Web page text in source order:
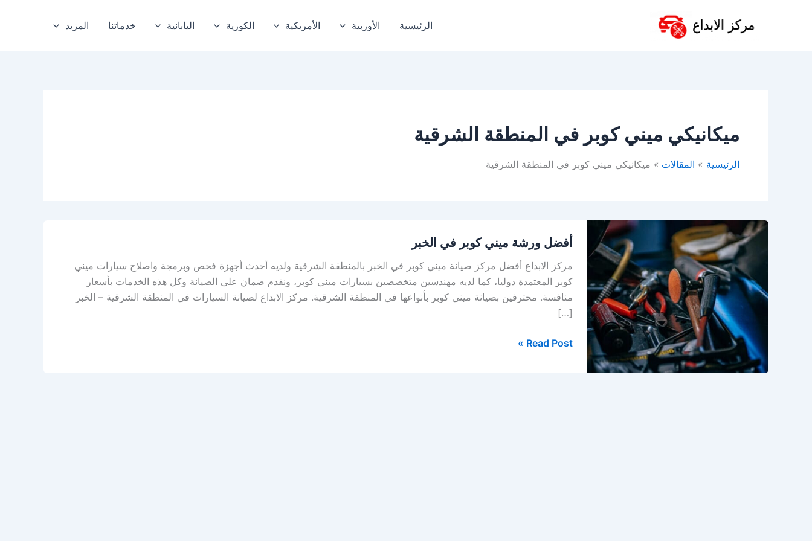
الرئيسية الأوربية الأمريكية الكورية اليابانية خدماتنا المزيد
ميكانيكي ميني كوبر في المنطقة الشرقية
الرئيسية المقالات ميكانيكي ميني كوبر في المنطقة الشرقية
أفضل ورشة ميني كوبر في الخبر
مركز الابداع أفضل مركز صيانة ميني كوبر في الخبر بالمنطقة الشرقية ولديه أحدث أجهزة فحص وبرمجة واصلاح سيارات ميني
كوبر المعتمدة دوليا، كما لديه مهندسين متخصصين بسيارات ميني كوبر، ونقدم ضمان على الصيانة وكل هذه الخدمات بأسعار
منافسة. محترفين بصيانة ميني كوبر بأنواعها في المنطقة الشرقية. مركز الابداع لصيانة السيارات في المنطقة الشرقية – الخبر
[…]
ورشة
كوبر
في
Read Post »